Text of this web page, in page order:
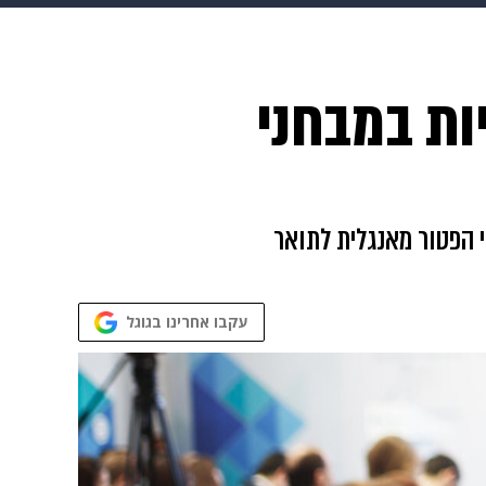
במבחני
מאנגלית לתואר
עקבו אחרינו בגוגל